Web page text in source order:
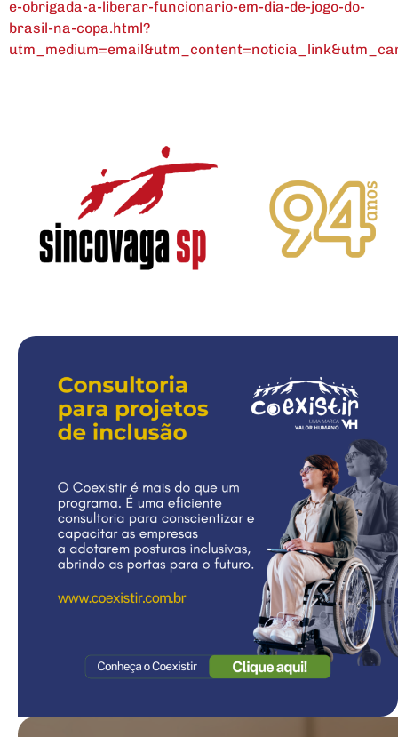
e-obrigada-a-liberar-funcionario-em-dia-de-jogo-do-
brasil-na-copa.html?